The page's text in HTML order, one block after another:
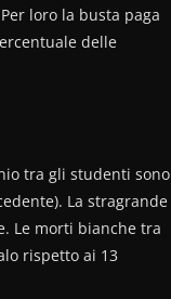
loro la busta paga
delle
tra gli studenti sono
La stragrande
Le morti bianche tra
rispetto ai 13